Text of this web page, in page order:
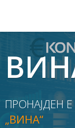
ПРОНАЈДЕН Е
„ВИНА“